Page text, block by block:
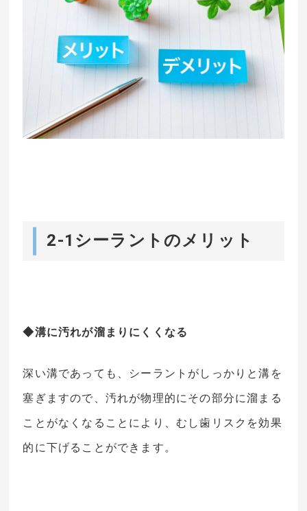
2-1シーラントのメリット
◆溝に汚れが溜まりにくくなる
深い溝であっても、シーラントがしっかりと溝を
塞ぎますので、汚れが物理的にその部分に溜まる
ことがなくなることにより、むし歯リスクを効果
的に下げることができます。